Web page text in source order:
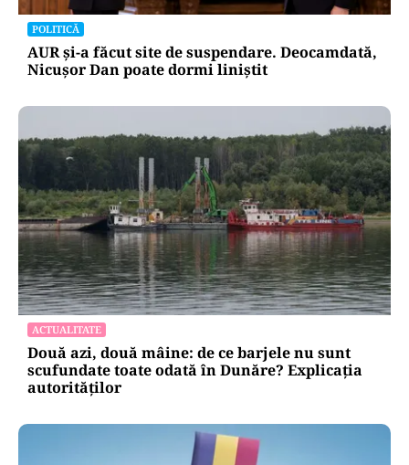
POLITICĂ
AUR și-a făcut site de suspendare. Deocamdată,
Nicușor Dan poate dormi liniștit
ACTUALITATE
Două azi, două mâine: de ce barjele nu sunt
scufundate toate odată în Dunăre? Explicația
autorităților